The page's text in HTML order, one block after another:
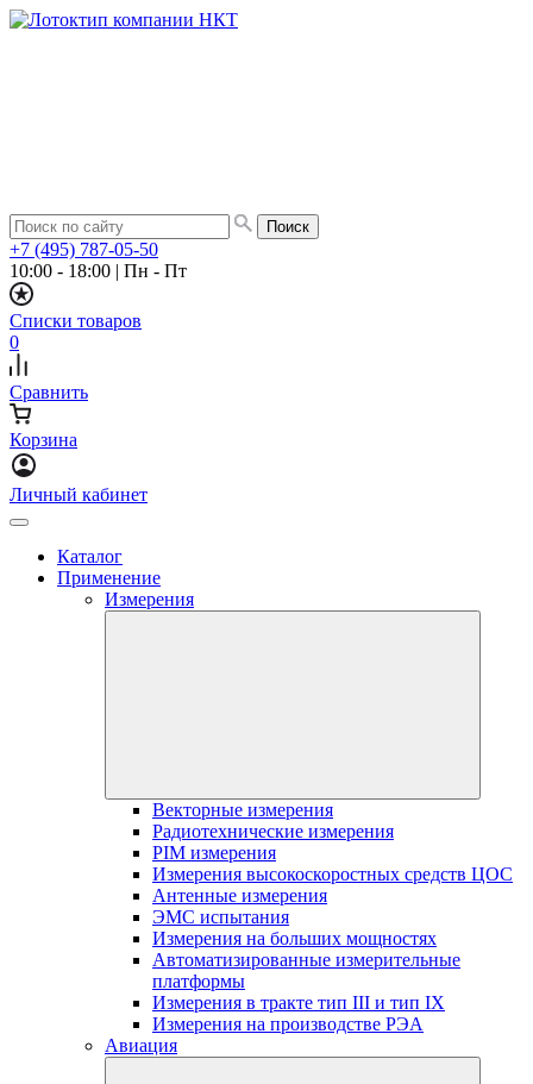
+7 (495) 787-05-50
10:00 - 18:00 | Пн - Пт
Списки товаров
0
Сравнить
Корзина
Личный кабинет
Каталог
Применение
Измерения
Векторные измерения
Радиотехнические измерения
PIM измерения
Измерения высокоскоростных средств ЦОС
Антенные измерения
ЭМС испытания
Измерения на больших мощностях
Автоматизированные измерительные
платформы
Измерения в тракте тип III и тип IX
Измерения на производстве РЭА
Авиация